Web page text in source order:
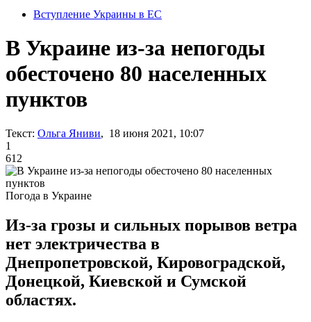
Вступление Украины в ЕС
В Украине из-за непогоды
обесточено 80 населенных
пунктов
Текст: Ольга Яниви, 18 июня 2021, 10:07
1
612
Погода в Украине
Из-за грозы и сильных порывов ветра
нет электричества в
Днепропетровской, Кировоградской,
Донецкой, Киевской и Сумской
областях.